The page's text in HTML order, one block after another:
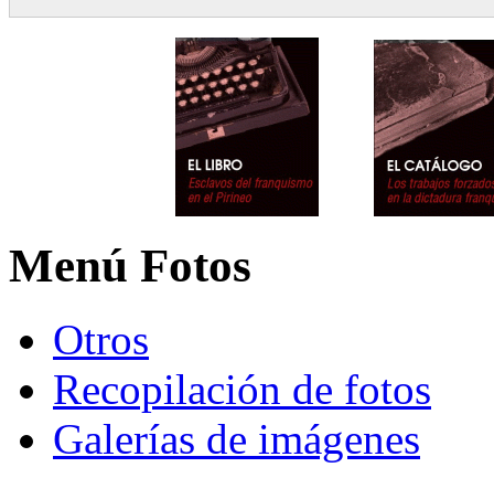
Menú Fotos
Otros
Recopilación de fotos
Galerías de imágenes